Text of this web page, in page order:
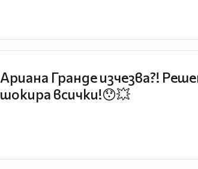
Ариана Гранде изчезва?!
шокира всички!😯💥